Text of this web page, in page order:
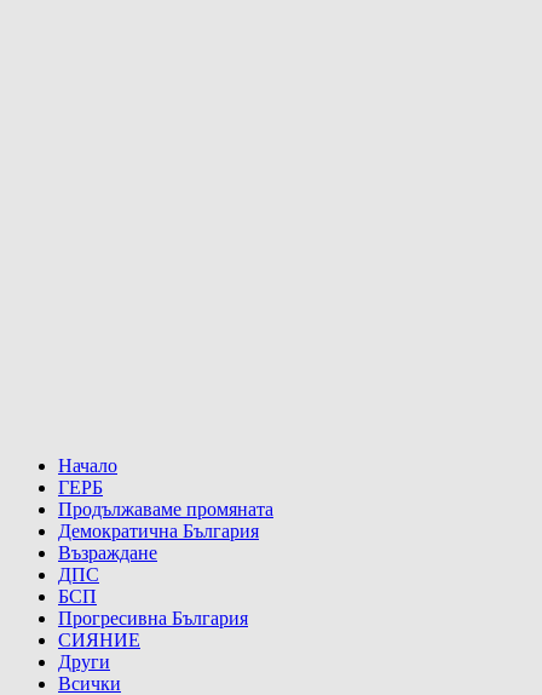
Начало
ГЕРБ
Продължаваме промяната
Демократична България
Възраждане
ДПС
БСП
Прогресивна България
СИЯНИЕ
Други
Всички